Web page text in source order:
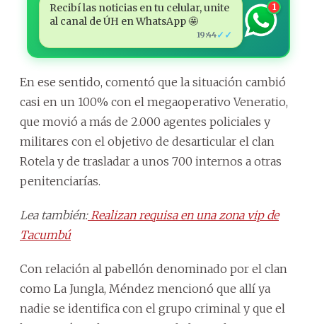
Recibí las noticias en tu celular, unite
al canal de ÚH en WhatsApp 🤩
19:44✓✓
1
En ese sentido, comentó que la situación cambió
casi en un 100% con el megaoperativo Veneratio,
que movió a más de 2.000 agentes policiales y
militares con el objetivo de desarticular el clan
Rotela y de trasladar a unos 700 internos a otras
penitenciarías.
Lea también:Realizan requisa en una zona vip de
Tacumbú
Con relación al pabellón denominado por el clan
como La Jungla, Méndez mencionó que allí ya
nadie se identifica con el grupo criminal y que el